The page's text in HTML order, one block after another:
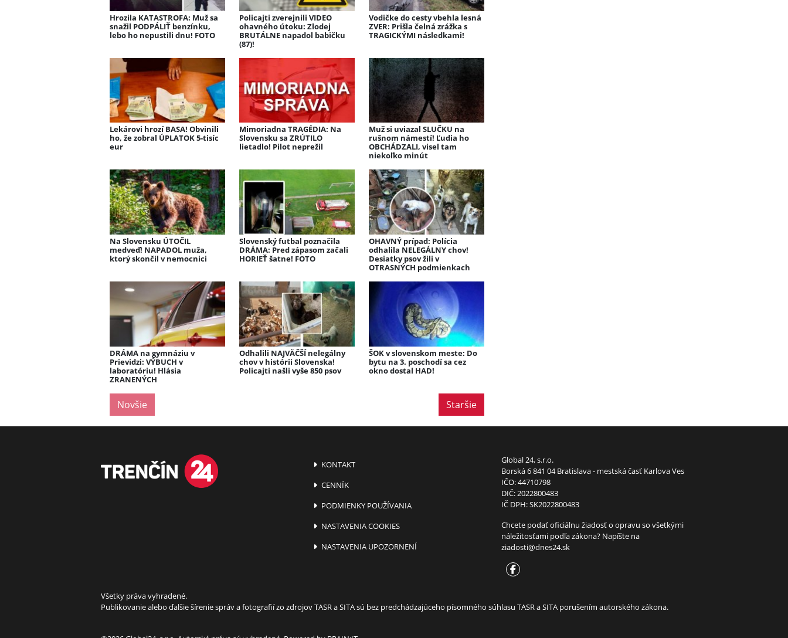
Hrozila KATASTROFA: Muž sa
snažil PODPÁLIŤ benzínku,
lebo ho nepustili dnu! FOTO
Policajti zverejnili VIDEO
ohavného útoku: Zlodej
BRUTÁLNE napadol babičku
(87)!
Vodičke do cesty vbehla lesná
ZVER: Prišla čelná zrážka s
TRAGICKÝMI následkami!
Lekárovi hrozí BASA! Obvinili
ho, že zobral ÚPLATOK 5-tisíc
eur
Mimoriadna TRAGÉDIA: Na
Slovensku sa ZRÚTILO
lietadlo! Pilot neprežil
Muž si uviazal SLUČKU na
rušnom námestí! Ľudia ho
OBCHÁDZALI, visel tam
niekoľko minút
Na Slovensku ÚTOČIL
medveď! NAPADOL muža,
ktorý skončil v nemocnici
Slovenský futbal poznačila
DRÁMA: Pred zápasom začali
HORIEŤ šatne! FOTO
OHAVNÝ prípad: Polícia
odhalila NELEGÁLNY chov!
Desiatky psov žili v
OTRASNÝCH podmienkach
DRÁMA na gymnáziu v
Prievidzi: VÝBUCH v
laboratóriu! Hlásia
ZRANENÝCH
Odhalili NAJVÄČŠÍ nelegálny
chov v histórii Slovenska!
Policajti našli vyše 850 psov
ŠOK v slovenskom meste: Do
bytu na 3. poschodí sa cez
okno dostal HAD!
Novšie Staršie
KONTAKT
CENNÍK
PODMIENKY POUŽÍVANIA
NASTAVENIA COOKIES
NASTAVENIA UPOZORNENÍ
Global 24, s.r.o.
Borská 6 841 04 Bratislava - mestská časť Karlova Ves
IČO: 44710798
DIČ: 2022800483
IČ DPH: SK2022800483
Chcete podať oficiálnu žiadosť o opravu so všetkými
náležitosťami podľa zákona? Napíšte na
ziadosti@dnes24.sk
Všetky práva vyhradené.
Publikovanie alebo ďalšie šírenie správ a fotografií zo zdrojov TASR a SITA sú bez predchádzajúceho písomného súhlasu TASR a SITA porušením autorského zákona.